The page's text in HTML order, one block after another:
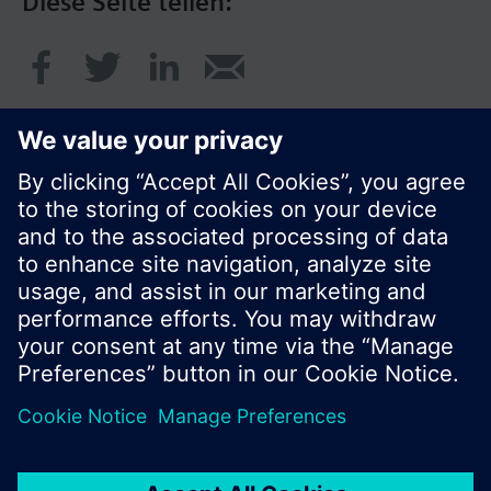
© Siemens Schweiz AG 2017
Produktangebot und Preise können pro Land
variieren.